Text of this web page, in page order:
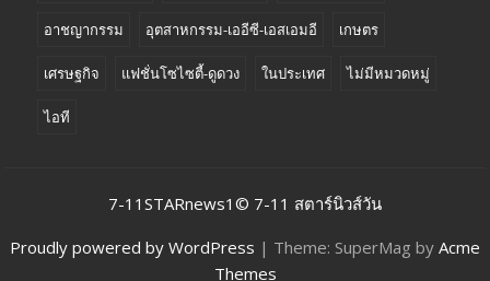
อาชญากรรม อุตสาหกรรม-เออีซี-เอสเอมอี เกษตร
เศรษฐกิจ แฟชั่นโซไซตี้-ดูดวง ในประเทศ ไม่มีหมวดหมู่
ไอที
7-11STARnews1© 7-11 สตาร์นิวส์วัน
Proudly powered by WordPress | Theme: SuperMag by Acme
Themes